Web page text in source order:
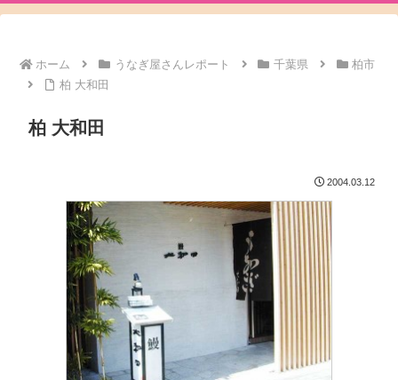
ホーム うなぎ屋さんレポート 千葉県
柏市
柏 大和田
柏 大和田
2004.03.12